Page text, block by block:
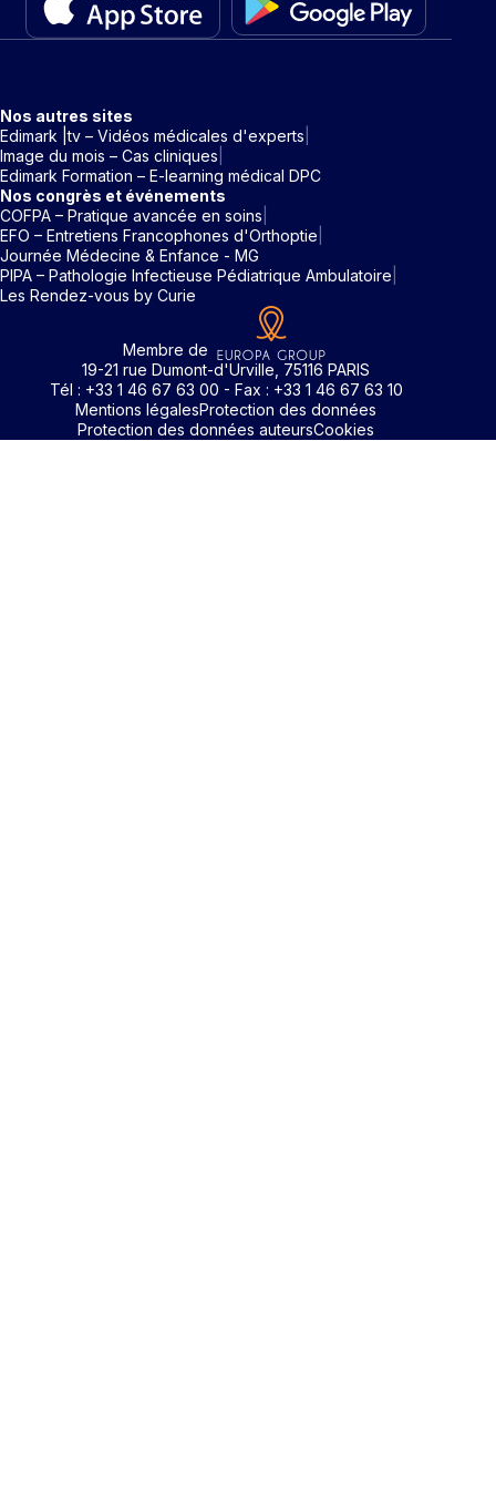
Nos autres sites
Edimark |tv – Vidéos médicales d'experts
Image du mois – Cas cliniques
Edimark Formation – E-learning médical DPC
Nos congrès et événements
COFPA – Pratique avancée en soins
EFO – Entretiens Francophones d'Orthoptie
Journée Médecine & Enfance - MG
PIPA – Pathologie Infectieuse Pédiatrique Ambulatoire
Les Rendez-vous by Curie
Membre de
19-21 rue Dumont-d'Urville, 75116 PARIS
Tél : +33 1 46 67 63 00 - Fax : +33 1 46 67 63 10
Mentions légalesProtection des données
Protection des données auteursCookies